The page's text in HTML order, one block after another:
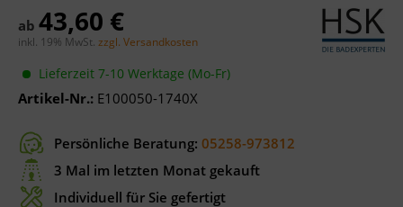
ab 43,60 €
inkl. 19% MwSt. zzgl. Versandkosten
Lieferzeit 7-10 Werktage (Mo-Fr)
Artikel-Nr.: E100050-1740X
Persönliche Beratung: 05258-973812
3 Mal im letzten Monat gekauft
Individuell für Sie gefertigt